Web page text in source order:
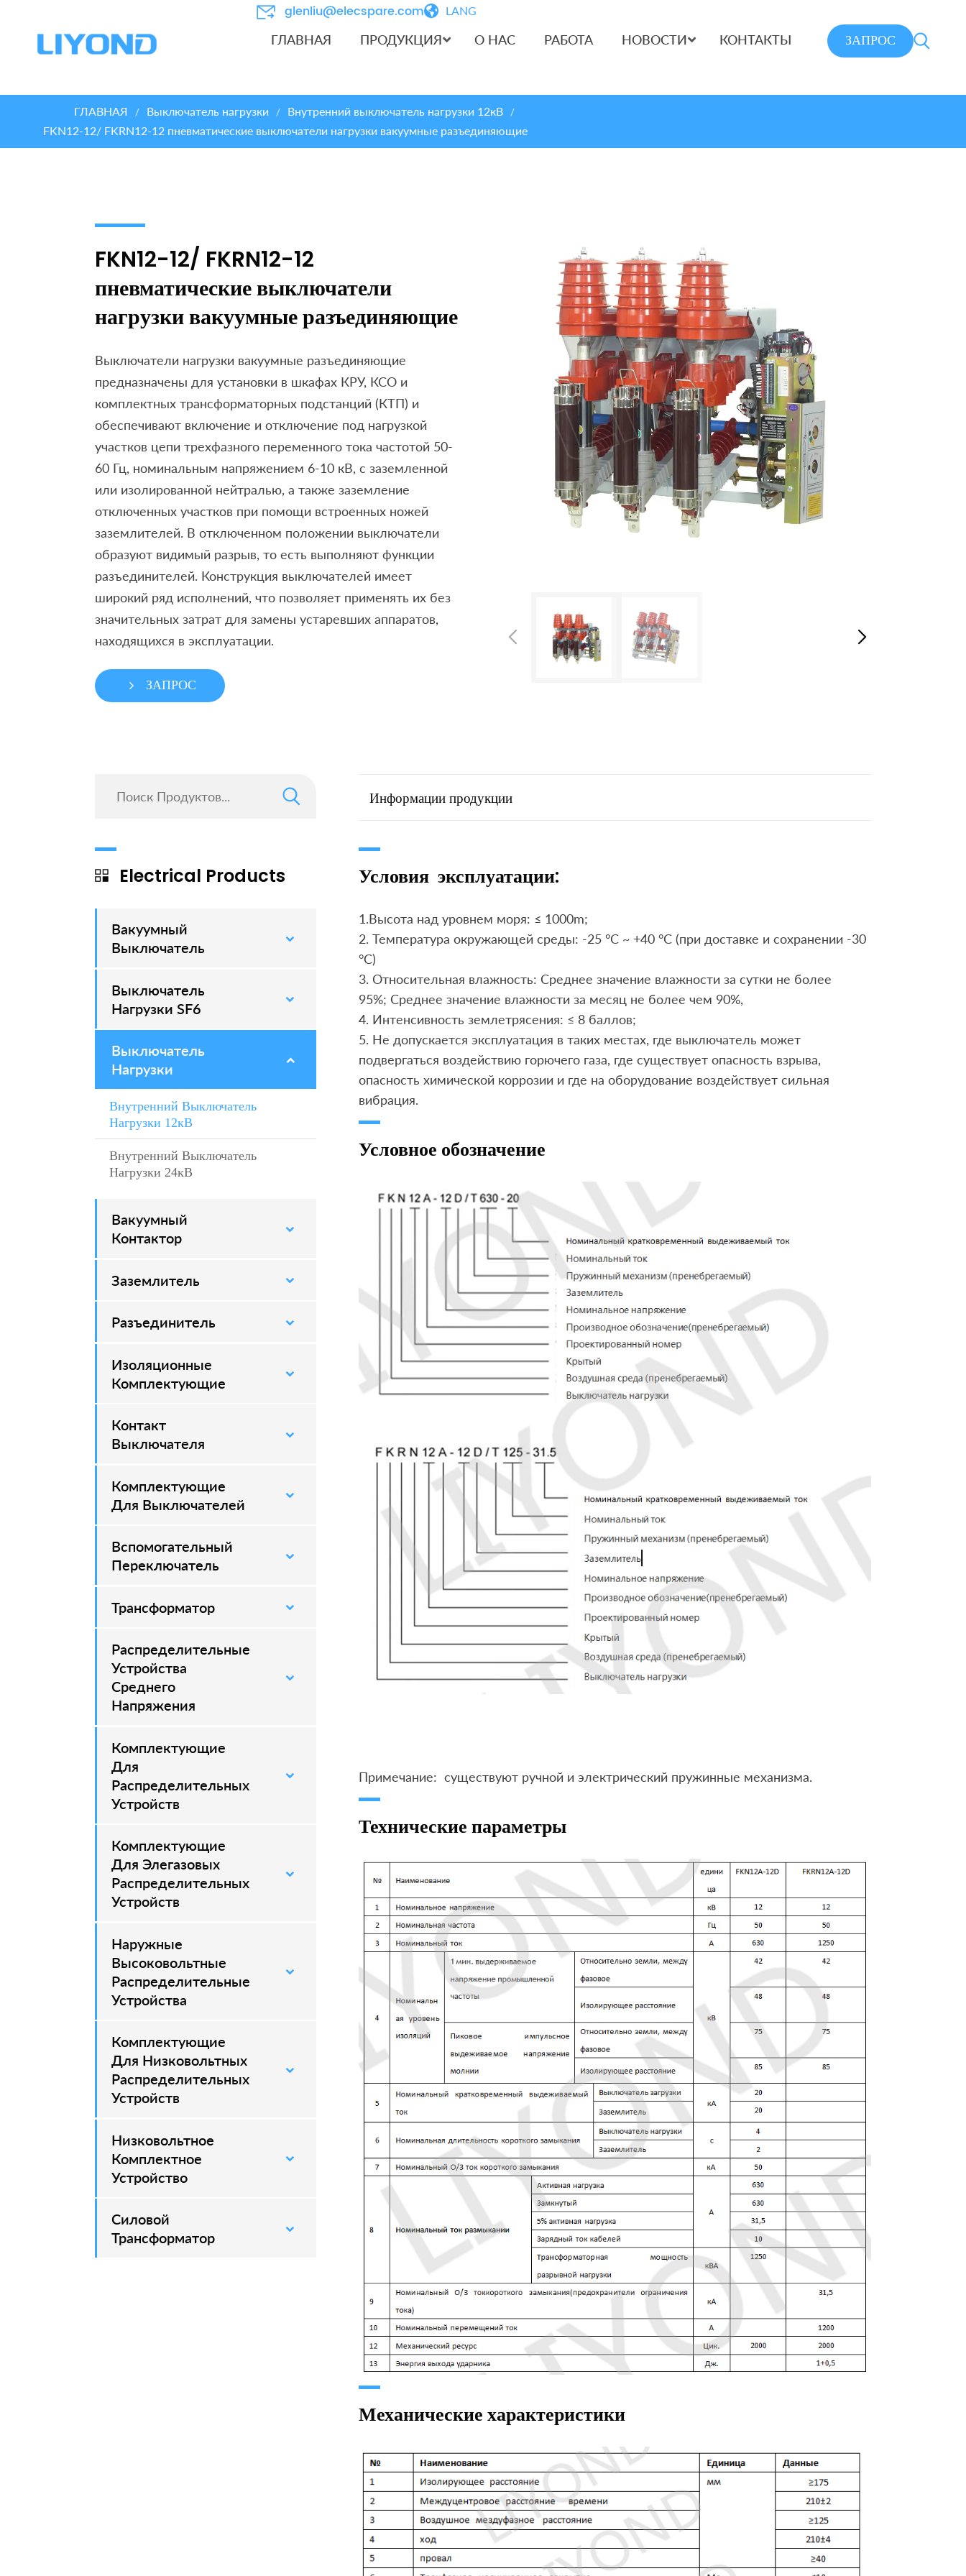
glenliu@elecspare.com LANG
ГЛАВНАЯ ПРОДУКЦИЯ О НАС РАБОТА НОВОСТИ КОНТАКТЫ ЗАПРОС
ГЛАВНАЯ / Выключатель нагрузки / Внутренний выключатель нагрузки 12кВ /
FKN12-12/ FKRN12-12 пневматические выключатели нагрузки вакуумные разъединяющие
FKN12-12/ FKRN12-12
пневматические выключатели
нагрузки вакуумные разъединяющие
Выключатели нагрузки вакуумные разъединяющие
предназначены для установки в шкафах КРУ, КСО и
комплектных трансформаторных подстанций (КТП) и
обеспечивают включение и отключение под нагрузкой
участков цепи трехфазного переменного тока частотой 50-
60 Гц, номинальным напряжением 6-10 кВ, с заземленной
или изолированной нейтралью, а также заземление
отключенных участков при помощи встроенных ножей
заземлителей. В отключенном положении выключатели
образуют видимый разрыв, то есть выполняют функции
разъединителей. Конструкция выключателей имеет
широкий ряд исполнений, что позволяет применять их без
значительных затрат для замены устаревших аппаратов,
находящихся в эксплуатации.
ЗАПРОС
Electrical Products
Вакуумный
Выключатель
–
Выключатель
Нагрузки SF6
–
Выключатель
Нагрузки
–
Внутренний Выключатель
Нагрузки 12кВ
–
Внутренний Выключатель
Нагрузки 24кВ
–
Вакуумный
Контактор
–
Заземлитель
–
Разъединитель
–
Изоляционные
Комплектующие
–
Контакт
Выключателя
–
Комплектующие
Для Выключателей
–
Вспомогательный
Переключатель
–
Трансформатор
Распределительные
Устройства
Среднего
Напряжения
–
Комплектующие
Для
Распределительных
Устройств
–
Комплектующие
Для Элегазовых
Распределительных
Устройств
–
Наружные
Высоковольтные
Распределительные
Устройства
–
Комплектующие
Для Низковольтных
Распределительных
Устройств
Низковольтное
Комплектное
Устройство
Силовой
Трансформатор
–
Информации продукции
Условия эксплуатации:
1.Высота над уровнем моря: ≤ 1000m;
2. Температура окружающей среды: -25 °C ~ +40 °C (при доставке и сохранении -30
°C)
3. Относительная влажность: Среднее значение влажности за сутки не более
95%; Среднее значение влажности за месяц не более чем 90%,
4. Интенсивность землетрясения: ≤ 8 баллов;
5. Не допускается эксплуатация в таких местах, где выключатель может
подвергаться воздействию горючего газа, где существует опасность взрыва,
опасность химической коррозии и где на оборудование воздействует сильная
вибрация.
Условное обозначение
Примечание: существуют ручной и электрический пружинные механизма.
Технические параметры
Механические характеристики